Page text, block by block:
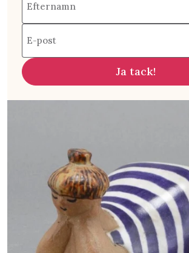
Efternamn
E-post
Ja tack!